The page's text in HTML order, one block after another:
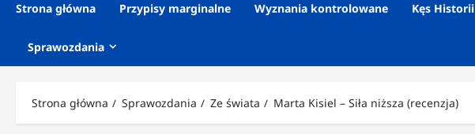
Strona główna Przypisy marginalne Wyznania kontrolowane Kęs Historii
Sprawozdania
Strona główna Sprawozdania Ze świata Marta Kisiel – Siła niższa (recenzja)